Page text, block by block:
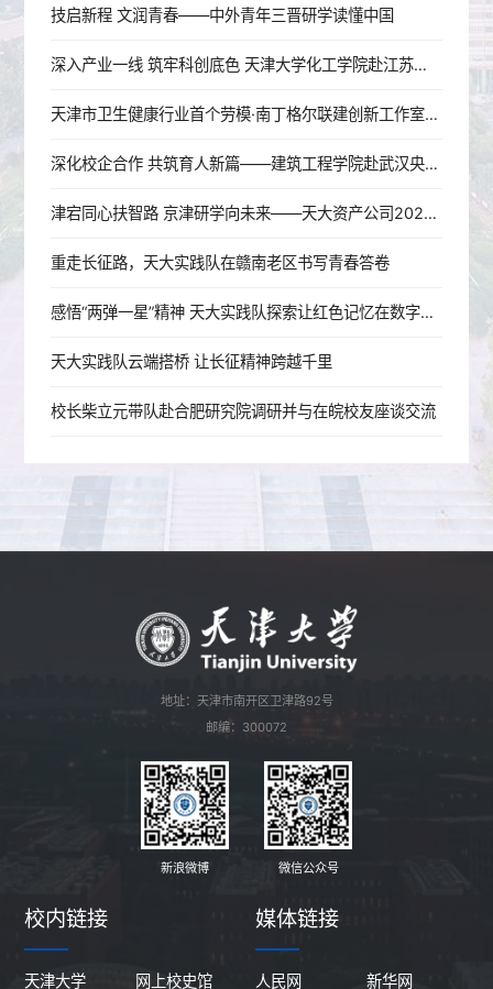
技启新程 文润青春——中外青年三晋研学读懂中国
深入产业一线 筑牢科创底色 天津大学化工学院赴江苏开展暑期实践
天津市卫生健康行业首个劳模·南丁格尔联建创新工作室成立
深化校企合作 共筑育人新篇——建筑工程学院赴武汉央企走访调研
津宕同心扶智路 京津研学向未来——天大资产公司2026年宕昌师生研学活动圆满结束
重走长征路，天大实践队在赣南老区书写青春答卷
感悟“两弹一星”精神 天大实践队探索让红色记忆在数字时代“活”起来
天大实践队云端搭桥 让长征精神跨越千里
校长柴立元带队赴合肥研究院调研并与在皖校友座谈交流
地址：天津市南开区卫津路92号
邮编：300072
新浪微博 微信公众号
校内链接
天津大学 网上校史馆
媒体链接
人民网 新华网